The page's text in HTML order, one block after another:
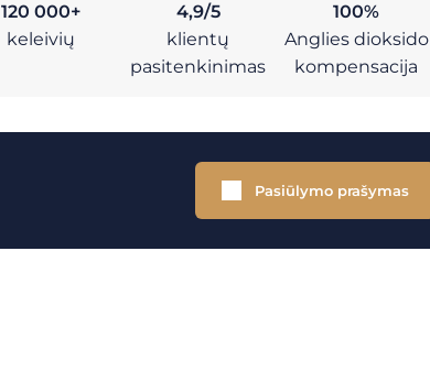
120 000+
keleivių
4,9/5
klientų
pasitenkinimas
100%
Anglies dioksido
kompensacija
Pasiūlymo prašymas